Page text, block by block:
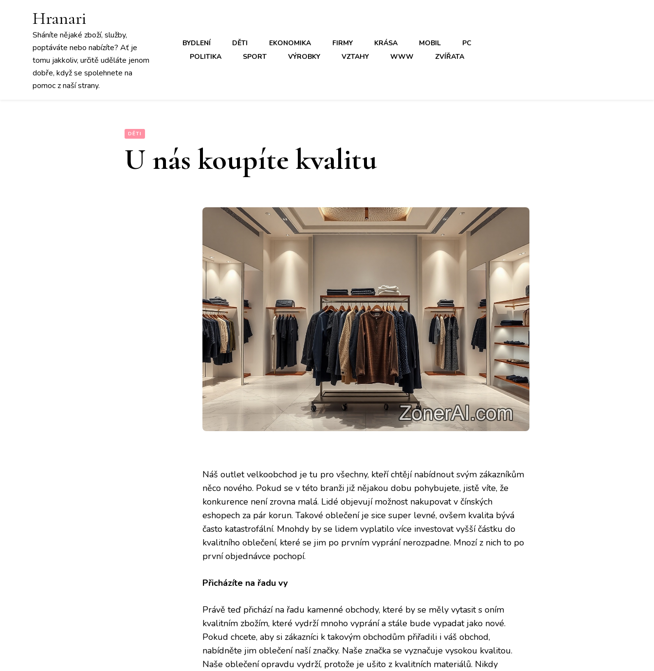
Hranari
Sháníte nějaké zboží, služby,
poptáváte nebo nabízíte? Ať je
tomu jakkoliv, určitě uděláte jenom
dobře, když se spolehnete na
pomoc z naší strany.
BYDLENÍ DĚTI EKONOMIKA FIRMY KRÁSA MOBIL
PC
POLITIKA
SPORT VÝROBKY VZTAHY WWW ZVÍŘATA
DĚTI
U nás koupíte kvalitu
Náš outlet velkoobchod je tu pro všechny, kteří chtějí nabídnout svým zákazníkům
něco nového. Pokud se v této branži již nějakou dobu pohybujete, jistě víte, že
konkurence není zrovna malá. Lidé objevují možnost nakupovat v čínských
eshopech za pár korun. Takové oblečení je sice super levné, ovšem kvalita bývá
často katastrofální. Mnohdy by se lidem vyplatilo více investovat vyšší částku do
kvalitního oblečení, které se jim po prvním vyprání nerozpadne. Mnozí z nich to po
první objednávce pochopí.
Přicházíte na řadu vy
Právě teď přichází na řadu kamenné obchody, které by se měly vytasit s oním
kvalitním zbožím, které vydrží mnoho vyprání a stále bude vypadat jako nové.
Pokud chcete, aby si zákazníci k takovým obchodům přiřadili i váš obchod,
nabídněte jim oblečení naší značky. Naše značka se vyznačuje vysokou kvalitou.
Naše oblečení opravdu vydrží, protože je ušito z kvalitních materiálů. Nikdy